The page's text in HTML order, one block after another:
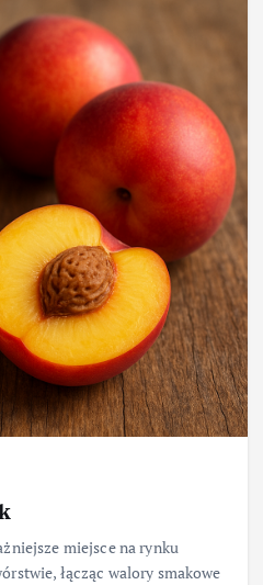
miejsce na rynku
łącząc walory smakowe